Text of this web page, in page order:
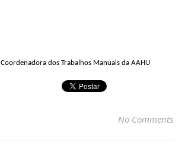
Coordenadora dos Trabalhos Manuais da AAHU
No Comments